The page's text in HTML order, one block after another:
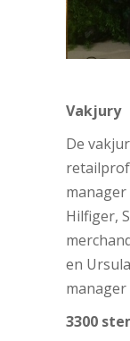
Vakjury
De
Hilfiger,
en
manager
3300